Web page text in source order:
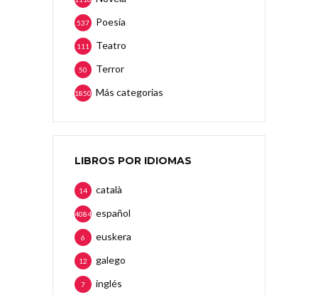
Poesía
537
Teatro
111
Terror
50
Más categorias
1850
LIBROS POR IDIOMAS
català
14
español
4084
euskera
6
galego
12
inglés
7